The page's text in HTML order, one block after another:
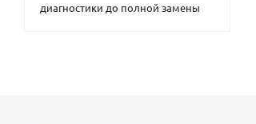
диагностики до полной замены